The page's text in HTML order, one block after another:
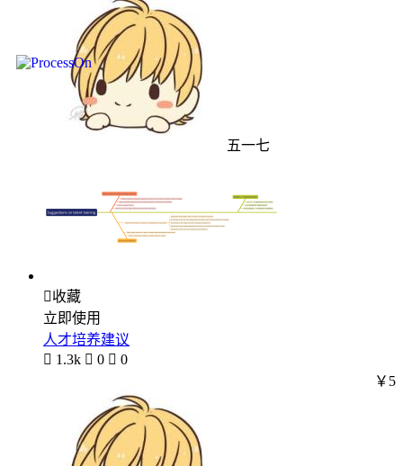
五一七
收藏
立即使用
人才培养建议
 1.3k  0  0
￥5